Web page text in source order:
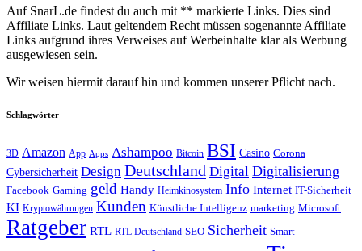
Auf SnarL.de findest du auch mit ** markierte Links. Dies sind
Affiliate Links. Laut geltendem Recht müssen sogenannte Affiliate
Links aufgrund ihres Verweises auf Werbeinhalte klar als Werbung
ausgewiesen sein.
Wir weisen hiermit darauf hin und kommen unserer Pflicht nach.
Schlagwörter
3D Amazon App Apps Ashampoo Bitcoin BSI Casino Corona
Cybersicherheit Design Deutschland Digital Digitalisierung
Facebook Gaming geld Handy Heimkinosystem Info Internet IT-Sicherheit
KI Kryptowährungen Kunden Künstliche Intelligenz marketing Microsoft
Ratgeber RTL RTL Deutschland SEO Sicherheit Smart